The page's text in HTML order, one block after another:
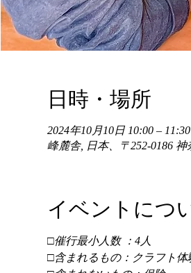
日時・場所
2024年10月10日 10:00 –
峰麓舎, 日本、〒252-0186
イベントにつ
□催行最小人数 ：4人
□含まれるもの：クラフト体